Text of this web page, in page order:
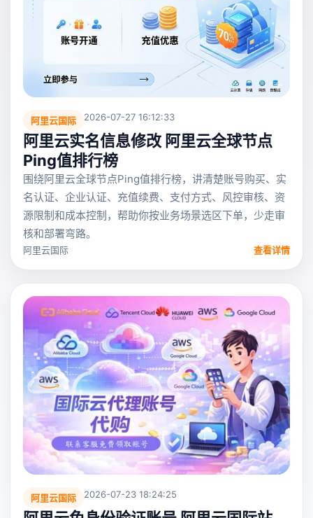
阿里云国际 2026-07-27 16:12:33
阿里云实名信息修改 阿里云全球节点
Ping值排行榜
围绕阿里云全球节点Ping值排行榜，讲清楚账号购买、实
名认证、企业认证、充值续费、支付方式、风控审核、资
源限制和成本控制，帮助你按业务场景选区下单，少走审
核和部署弯路。
阿里云国际 查看详情
阿里云国际 2026-07-23 18:24:25